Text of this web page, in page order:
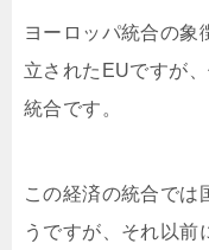
ヨーロッパ統合の象
立されたEUですが
統合です。
この経済の統合では
うですが、それ以前